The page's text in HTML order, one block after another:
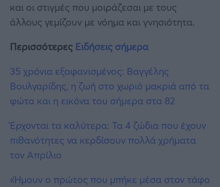
και οι στιγμές που μοιράζεσαι με τους
άλλους γεμίζουν με νόημα και γνησιότητα.
Περισσότερες Ειδήσεις σήμερα
35 χρόνια εξαφανισμένος: Βαγγέλης
Βουλγαρίδης, η ζωή στο χωριό μακριά από τα
φώτα και η εικόνα του σήμερα στα 82
Έρχονται τα καλύτερα: Τα 4 ζώδια που έχουν
πιθανότητες να κερδίσουν πολλά χρήματα
τον Απρίλιο
«Ήμουν ο πρώτος που μπήκε μέσα στον τάφο